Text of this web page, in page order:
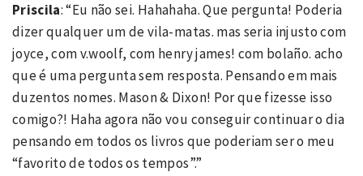
Priscila: “Eu não sei. Hahahaha. Que pergunta! Poderia
dizer qualquer um de vila-matas. mas seria injusto com
joyce, com v.woolf, com henry james! com bolaño. acho
que é uma pergunta sem resposta. Pensando em mais
duzentos nomes. Mason & Dixon! Por que fizesse isso
comigo?! Haha agora não vou conseguir continuar o dia
pensando em todos os livros que poderiam ser o meu
“favorito de todos os tempos”.”